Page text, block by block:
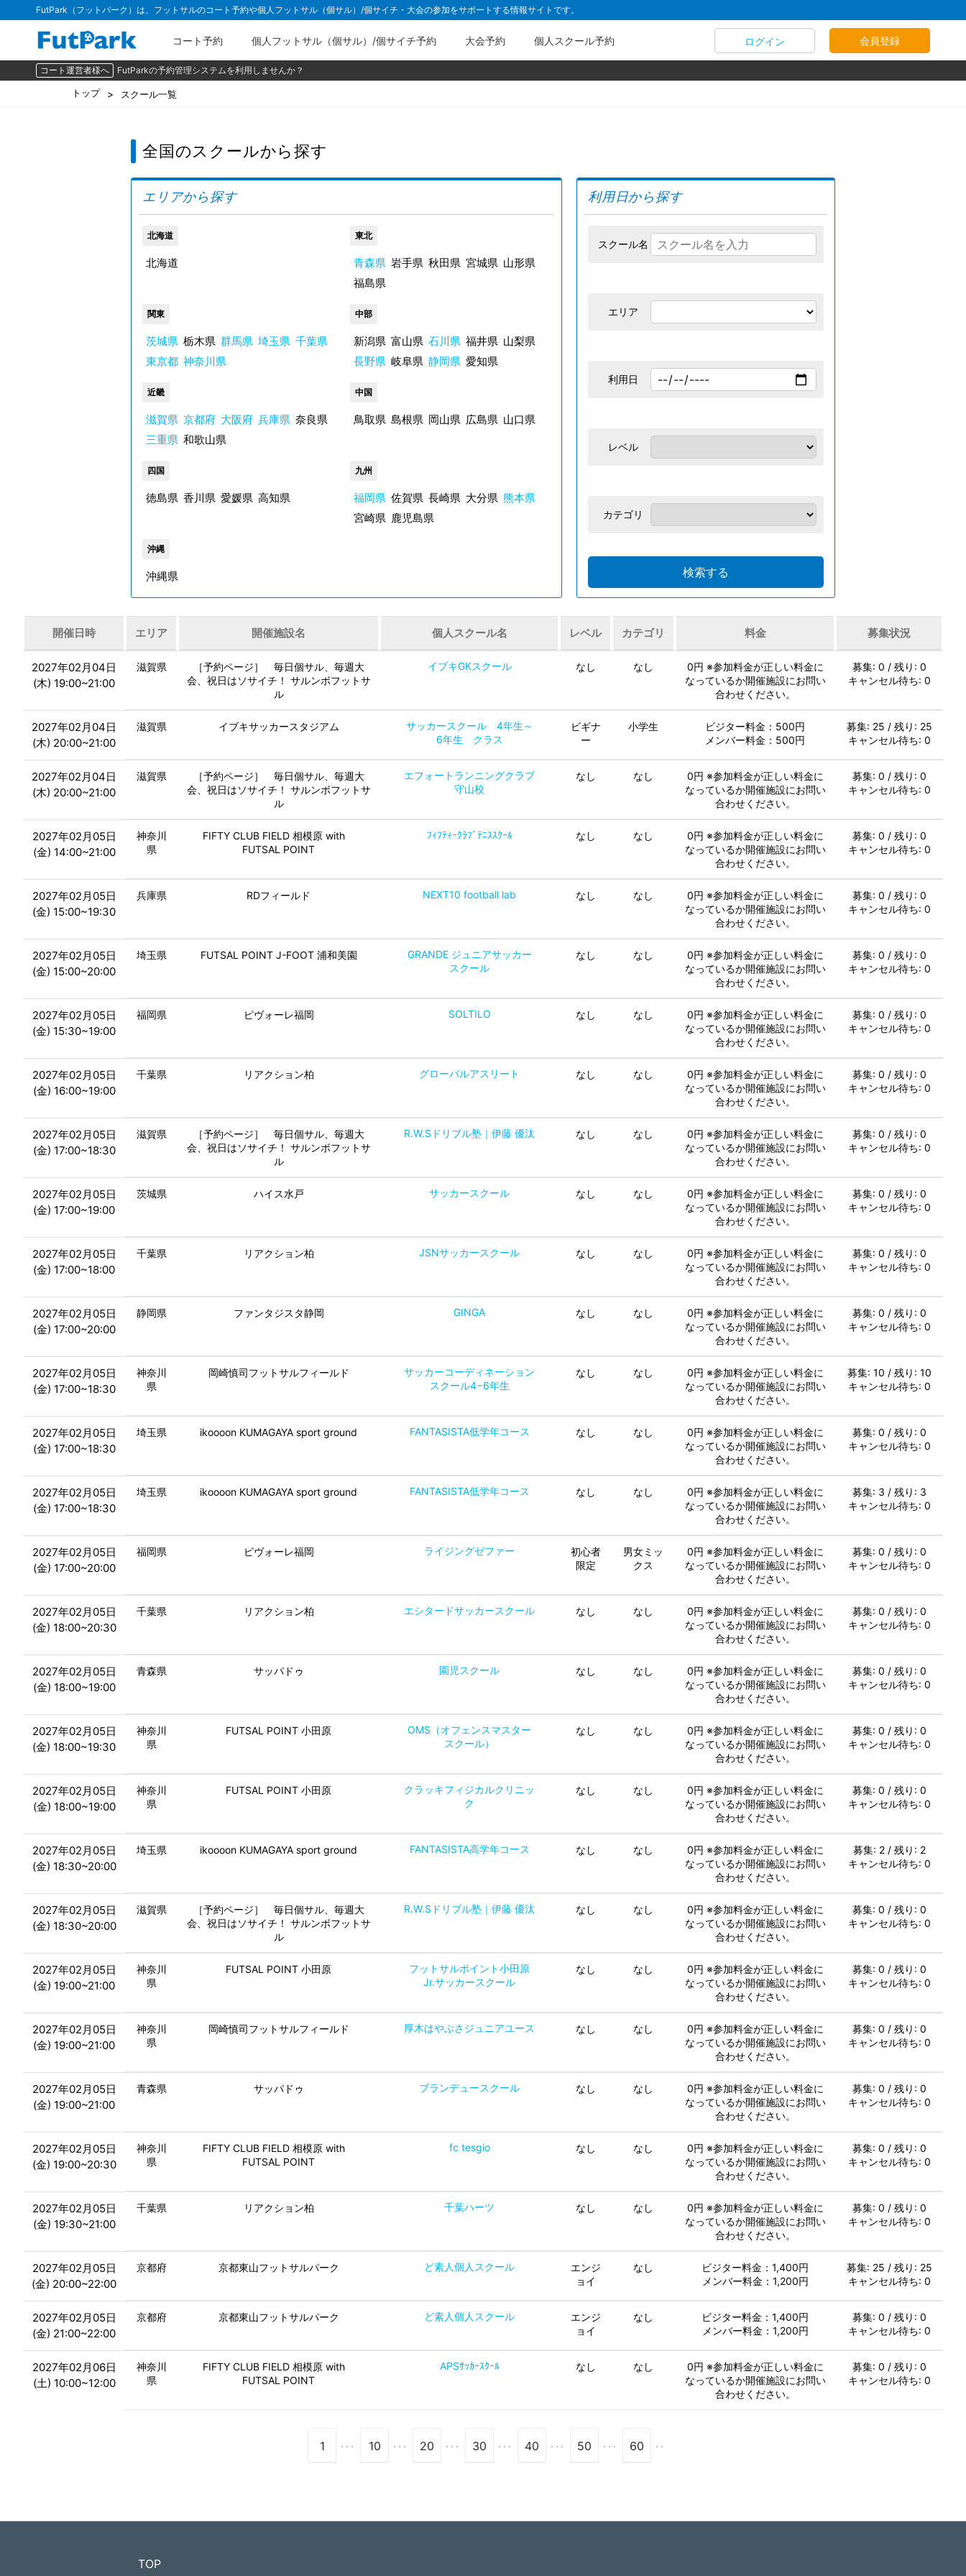
FutPark（フットパーク）は、フットサルのコート予約や個人フットサル（個サル）/個サイチ・大会の参加をサポートする情報サイトです。
コート予約 個人フットサル（個サル）/個サイチ予約 大会予約 個人スクール予約 ログイン 会員登録
コート運営者様へ FutParkの予約管理システムを利用しませんか？
トップ スクール一覧
全国のスクールから探す
エリアから探す
北海道
北海道
東北
青森県 岩手県 秋田県 宮城県 山形県
福島県
関東
茨城県 栃木県 群馬県 埼玉県 千葉県
東京都 神奈川県
中部
新潟県 富山県 石川県 福井県 山梨県
長野県 岐阜県 静岡県 愛知県
近畿
滋賀県 京都府 大阪府 兵庫県 奈良県
三重県 和歌山県
中国
鳥取県 島根県 岡山県 広島県 山口県
四国
徳島県 香川県 愛媛県 高知県
九州
福岡県 佐賀県 長崎県 大分県 熊本県
宮崎県 鹿児島県
沖縄
沖縄県
利用日から探す
スクール名
エリア
利用日
レベル
カテゴリ
開催日時 エリア 開催施設名 個人スクール名 レベル カテゴリ 料金 募集状況
2027年02月04日
(木) 19:00~21:00
滋賀県
［予約ページ］ 毎日個サル、毎週大
会、祝日はソサイチ！ サルンボフットサ
ル
イブキGKスクール なし なし
0円 ※参加料金が正しい料金に
なっているか開催施設にお問い
合わせください。
募集: 0 / 残り: 0
キャンセル待ち: 0
2027年02月04日
(木) 20:00~21:00
滋賀県 イブキサッカースタジアム
サッカースクール 4年生～
6年生 クラス
ビギナ
ー
小学生
ビジター料金：500円
メンバー料金：500円
募集: 25 / 残り: 25
キャンセル待ち: 0
2027年02月04日
(木) 20:00~21:00
滋賀県
［予約ページ］ 毎日個サル、毎週大
会、祝日はソサイチ！ サルンボフットサ
ル
エフォートランニングクラブ
守山校
なし なし
0円 ※参加料金が正しい料金に
なっているか開催施設にお問い
合わせください。
募集: 0 / 残り: 0
キャンセル待ち: 0
2027年02月05日
(金) 14:00~21:00
神奈川
県
FIFTY CLUB FIELD 相模原 with
FUTSAL POINT
ﾌｨﾌﾃｨｰｸﾗﾌﾞﾃﾆｽｽｸｰﾙ なし なし
0円 ※参加料金が正しい料金に
なっているか開催施設にお問い
合わせください。
募集: 0 / 残り: 0
キャンセル待ち: 0
2027年02月05日
(金) 15:00~19:30
兵庫県 RDフィールド NEXT10 football lab なし なし
0円 ※参加料金が正しい料金に
なっているか開催施設にお問い
合わせください。
募集: 0 / 残り: 0
キャンセル待ち: 0
2027年02月05日
(金) 15:00~20:00
埼玉県 FUTSAL POINT J-FOOT 浦和美園
GRANDE ジュニアサッカー
スクール
なし なし
0円 ※参加料金が正しい料金に
なっているか開催施設にお問い
合わせください。
募集: 0 / 残り: 0
キャンセル待ち: 0
2027年02月05日
(金) 15:30~19:00
福岡県 ピヴォーレ福岡 SOLTILO なし なし
0円 ※参加料金が正しい料金に
なっているか開催施設にお問い
合わせください。
募集: 0 / 残り: 0
キャンセル待ち: 0
2027年02月05日
(金) 16:00~19:00
千葉県 リアクション柏 グローバルアスリート なし なし
0円 ※参加料金が正しい料金に
なっているか開催施設にお問い
合わせください。
募集: 0 / 残り: 0
キャンセル待ち: 0
2027年02月05日
(金) 17:00~18:30
滋賀県
［予約ページ］ 毎日個サル、毎週大
会、祝日はソサイチ！ サルンボフットサ
ル
R.W.Sドリブル塾｜伊藤 優汰 なし なし
0円 ※参加料金が正しい料金に
なっているか開催施設にお問い
合わせください。
募集: 0 / 残り: 0
キャンセル待ち: 0
2027年02月05日
(金) 17:00~19:00
茨城県 ハイス水戸 サッカースクール なし なし
0円 ※参加料金が正しい料金に
なっているか開催施設にお問い
合わせください。
募集: 0 / 残り: 0
キャンセル待ち: 0
2027年02月05日
(金) 17:00~18:00
千葉県 リアクション柏 JSNサッカースクール なし なし
0円 ※参加料金が正しい料金に
なっているか開催施設にお問い
合わせください。
募集: 0 / 残り: 0
キャンセル待ち: 0
2027年02月05日
(金) 17:00~20:00
静岡県 ファンタジスタ静岡 GINGA なし なし
0円 ※参加料金が正しい料金に
なっているか開催施設にお問い
合わせください。
募集: 0 / 残り: 0
キャンセル待ち: 0
2027年02月05日
(金) 17:00~18:30
神奈川
県
岡崎慎司フットサルフィールド
サッカーコーディネーション
スクール4−6年生
なし なし
0円 ※参加料金が正しい料金に
なっているか開催施設にお問い
合わせください。
募集: 10 / 残り: 10
キャンセル待ち: 0
2027年02月05日
(金) 17:00~18:30
埼玉県 ikoooon KUMAGAYA sport ground FANTASISTA低学年コース なし なし
0円 ※参加料金が正しい料金に
なっているか開催施設にお問い
合わせください。
募集: 0 / 残り: 0
キャンセル待ち: 0
2027年02月05日
(金) 17:00~18:30
埼玉県 ikoooon KUMAGAYA sport ground FANTASISTA低学年コース なし なし
0円 ※参加料金が正しい料金に
なっているか開催施設にお問い
合わせください。
募集: 3 / 残り: 3
キャンセル待ち: 0
2027年02月05日
(金) 17:00~20:00
福岡県 ピヴォーレ福岡 ライジングゼファー
初心者
限定
男女ミッ
クス
0円 ※参加料金が正しい料金に
なっているか開催施設にお問い
合わせください。
募集: 0 / 残り: 0
キャンセル待ち: 0
2027年02月05日
(金) 18:00~20:30
千葉県 リアクション柏 エシタードサッカースクール なし なし
0円 ※参加料金が正しい料金に
なっているか開催施設にお問い
合わせください。
募集: 0 / 残り: 0
キャンセル待ち: 0
2027年02月05日
(金) 18:00~19:00
青森県 サッパドゥ 園児スクール なし なし
0円 ※参加料金が正しい料金に
なっているか開催施設にお問い
合わせください。
募集: 0 / 残り: 0
キャンセル待ち: 0
2027年02月05日
(金) 18:00~19:30
神奈川
県
FUTSAL POINT 小田原
OMS（オフェンスマスター
スクール）
なし なし
0円 ※参加料金が正しい料金に
なっているか開催施設にお問い
合わせください。
募集: 0 / 残り: 0
キャンセル待ち: 0
2027年02月05日
(金) 18:00~19:00
神奈川
県
FUTSAL POINT 小田原
クラッキフィジカルクリニッ
ク
なし なし
0円 ※参加料金が正しい料金に
なっているか開催施設にお問い
合わせください。
募集: 0 / 残り: 0
キャンセル待ち: 0
2027年02月05日
(金) 18:30~20:00
埼玉県 ikoooon KUMAGAYA sport ground FANTASISTA高学年コース なし なし
0円 ※参加料金が正しい料金に
なっているか開催施設にお問い
合わせください。
募集: 2 / 残り: 2
キャンセル待ち: 0
2027年02月05日
(金) 18:30~20:00
滋賀県
［予約ページ］ 毎日個サル、毎週大
会、祝日はソサイチ！ サルンボフットサ
ル
R.W.Sドリブル塾｜伊藤 優汰 なし なし
0円 ※参加料金が正しい料金に
なっているか開催施設にお問い
合わせください。
募集: 0 / 残り: 0
キャンセル待ち: 0
2027年02月05日
(金) 19:00~21:00
神奈川
県
FUTSAL POINT 小田原
フットサルポイント小田原
Jr.サッカースクール
なし なし
0円 ※参加料金が正しい料金に
なっているか開催施設にお問い
合わせください。
募集: 0 / 残り: 0
キャンセル待ち: 0
2027年02月05日
(金) 19:00~21:00
神奈川
県
岡崎慎司フットサルフィールド 厚木はやぶさジュニアユース なし なし
0円 ※参加料金が正しい料金に
なっているか開催施設にお問い
合わせください。
募集: 0 / 残り: 0
キャンセル待ち: 0
2027年02月05日
(金) 19:00~21:00
青森県 サッパドゥ ブランデュースクール なし なし
0円 ※参加料金が正しい料金に
なっているか開催施設にお問い
合わせください。
募集: 0 / 残り: 0
キャンセル待ち: 0
2027年02月05日
(金) 19:00~20:30
神奈川
県
FIFTY CLUB FIELD 相模原 with
FUTSAL POINT
fc tesgio なし なし
0円 ※参加料金が正しい料金に
なっているか開催施設にお問い
合わせください。
募集: 0 / 残り: 0
キャンセル待ち: 0
2027年02月05日
(金) 19:30~21:00
千葉県 リアクション柏 千葉ハーツ なし なし
0円 ※参加料金が正しい料金に
なっているか開催施設にお問い
合わせください。
募集: 0 / 残り: 0
キャンセル待ち: 0
2027年02月05日
(金) 20:00~22:00
京都府 京都東山フットサルパーク ど素人個人スクール
エンジ
ョイ
なし
ビジター料金：1,400円
メンバー料金：1,200円
募集: 25 / 残り: 25
キャンセル待ち: 0
2027年02月05日
(金) 21:00~22:00
京都府 京都東山フットサルパーク ど素人個人スクール
エンジ
ョイ
なし
ビジター料金：1,400円
メンバー料金：1,200円
募集: 0 / 残り: 0
キャンセル待ち: 0
2027年02月06日
(土) 10:00~12:00
神奈川
県
FIFTY CLUB FIELD 相模原 with
FUTSAL POINT
APSｻｯｶｰｽｸｰﾙ なし なし
0円 ※参加料金が正しい料金に
なっているか開催施設にお問い
合わせください。
募集: 0 / 残り: 0
キャンセル待ち: 0
1 ... 10 ... 20 ... 30 ... 40 ... 50 ... 60 ...
TOP